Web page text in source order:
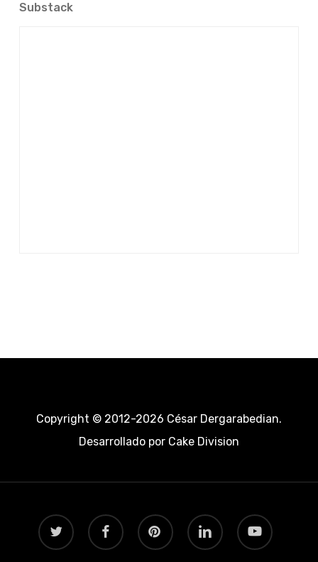
Substack
Copyright © 2012-2026 César Dergarabedian.
Desarrollado porCake Division
twitter facebook pinterest linkedin youtube